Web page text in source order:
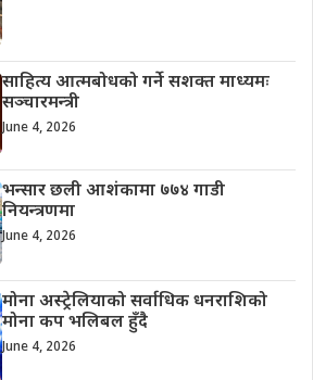
साहित्य आत्मबोधको गर्ने सशक्त माध्यमः
सञ्चारमन्त्री
June 4, 2026
भन्सार छली आशंकामा ७७४ गाडी
नियन्त्रणमा
June 4, 2026
मोना अस्ट्रेलियाको सर्वाधिक धनराशिको
मोना कप भलिबल हुँदै
June 4, 2026